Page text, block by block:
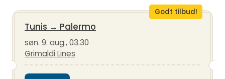
Godt tilbud!
Tunis → Palermo
søn. 9. aug., 03.30
Grimaldi Lines